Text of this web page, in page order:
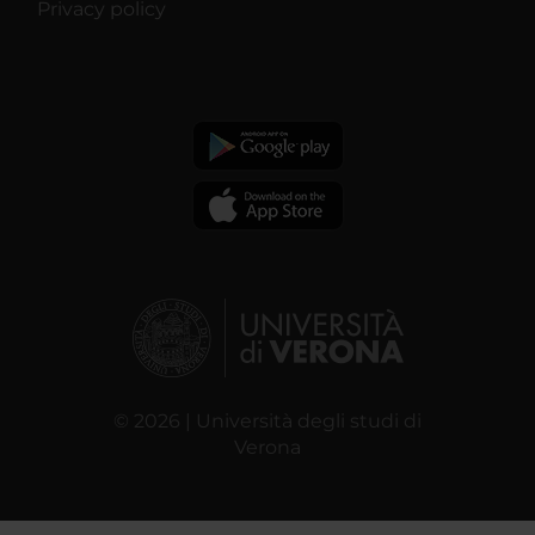
Privacy policy
© 2026 | Università degli studi di
Verona